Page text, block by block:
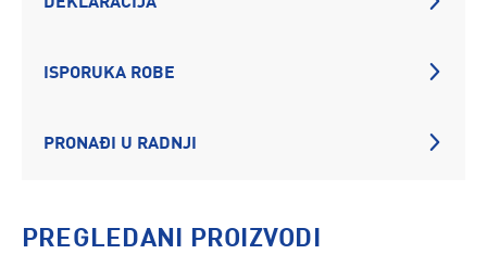
ISPORUKA ROBE
PRONAĐI U RADNJI
PREGLEDANI PROIZVODI